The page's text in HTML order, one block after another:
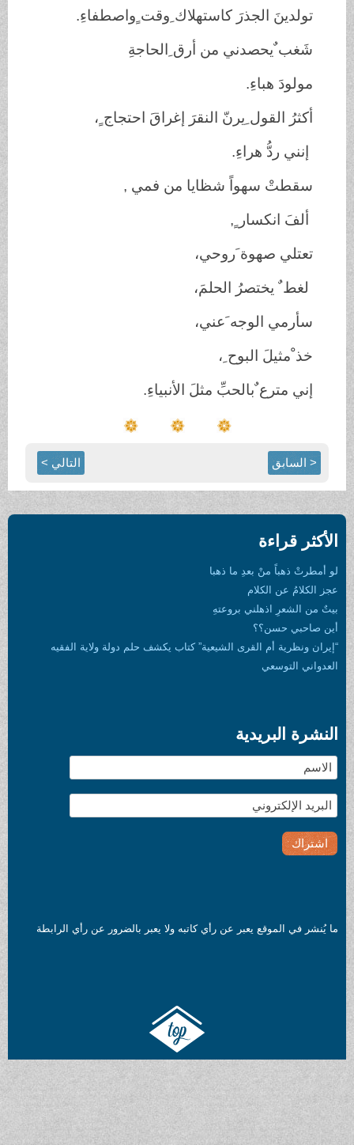
تولدينَ الجذرَ كاستهلاك ِوقت ٍواصطفاءِ.
شَغب ٌيحصدني من أرق ِالحاجةِ
مولودَ هباءِ.
أكثرُ القول ِيرنّ النقرَ إغراقَ احتجاج ٍ،
إنني ردُّ هراءِ.
سقطتْ سهواً شظايا من فمي ,
ألفَ انكسار ٍ,
تعتلي صهوة َروحي،
لغط ٌ يختصرُ الحلمَ،
سأرمي الوجه َعني،
خذ ْمثيلَ البوح ِ،
إني مترع ٌبالحبِّ مثلَ الأنبياءِ.
< السابق التالي >
الأكثر قراءة
لو أمطرتْ ذهباً منْ بعدِ ما ذهبا
عجز الكلامُ عن الكلام
بيتٌ من الشعرِ اذهلني بروعتهِ
أين صاحبي حسن؟؟
“إيران ونظرية أم القرى الشيعية” كتاب يكشف حلم دولة ولاية الفقيه
العدواني التوسعي
النشرة البريدية
ما يُنشر في الموقع يعبر عن رأي كاتبه ولا يعبر بالضرور عن رأي الرابطة